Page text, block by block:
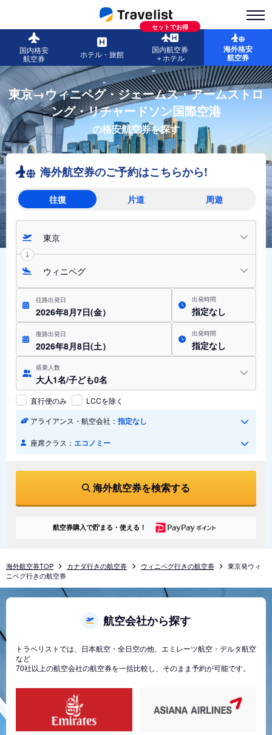
国内格安
航空券
ホテル・旅館
セットでお得
国内航空券
＋ホテル
海外格安
航空券
東京→ウィニペグ・ジェームス・アームストロ
ング・リチャードソン国際空港
の格安航空券を探す
海外航空券のご予約はこちらから!
往復 片道 周遊
東京
ウィニペグ
往路出発日
2026年8月7日(金）
出発時間
指定なし
復路出発日
2026年8月8日(土）
出発時間
指定なし
搭乗人数
大人1名/子ども0名
直行便のみ
LCCを除く
アライアンス・航空会社： 指定なし
座席クラス： エコノミー
海外航空券を検索する
航空券購入で貯まる・使える！
海外航空券TOP カナダ行きの航空券 ウィニペグ行きの航空券
東京発ウィ
ニペグ行きの航空券
航空会社から探す
トラベリストでは、日本航空・全日空の他、エミレーツ航空・デルタ航空
など
70社以上の航空会社の航空券を一括比較し、そのまま予約が可能です。